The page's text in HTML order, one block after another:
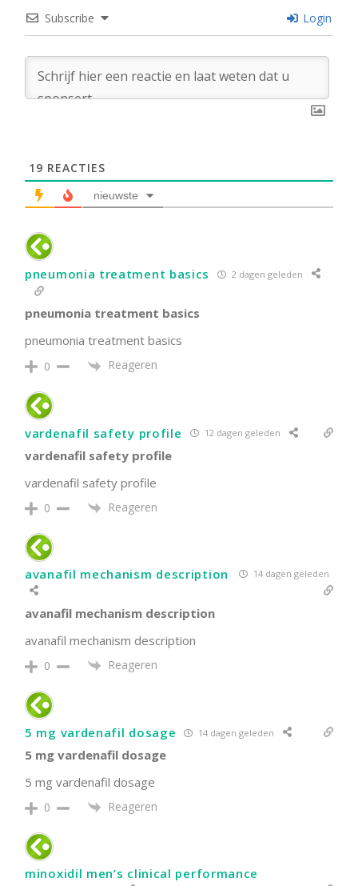
Subscribe Login
19 REACTIES
nieuwste
pneumonia treatment basics 2 dagen geleden
pneumonia treatment basics
pneumonia treatment basics
0 Reageren
vardenafil safety profile 12 dagen geleden
vardenafil safety profile
vardenafil safety profile
0 Reageren
avanafil mechanism description 14 dagen geleden
avanafil mechanism description
avanafil mechanism description
0 Reageren
5 mg vardenafil dosage 14 dagen geleden
5 mg vardenafil dosage
5 mg vardenafil dosage
0 Reageren
minoxidil men’s clinical performance